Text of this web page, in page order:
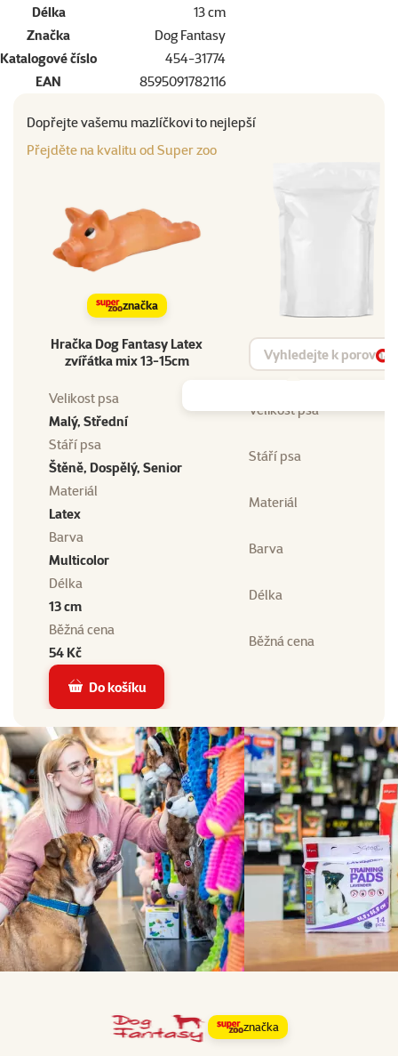
Délka
13 cm
Značka
Dog Fantasy
Katalogové číslo
454-31774
EAN
8595091782116
Dopřejte vašemu mazlíčkovi to nejlepší
Přejděte na kvalitu od Super zoo
značka
Hračka Dog Fantasy Latex
zvířátka mix 13-15cm
Vyhledat produkt
Velikost psa
Malý, Střední
Velikost psa
Stáří psa
Štěně, Dospělý, Senior
Stáří psa
Materiál
Latex
Materiál
Barva
Multicolor
Barva
Délka
13 cm
Délka
Běžná cena
54 Kč
Běžná cena
Do košíku
značka